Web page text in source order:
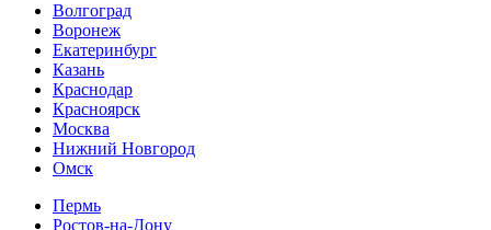
Волгоград
Воронеж
Екатеринбург
Казань
Краснодар
Красноярск
Москва
Нижний Новгород
Омск
Пермь
Ростов-на-Дону